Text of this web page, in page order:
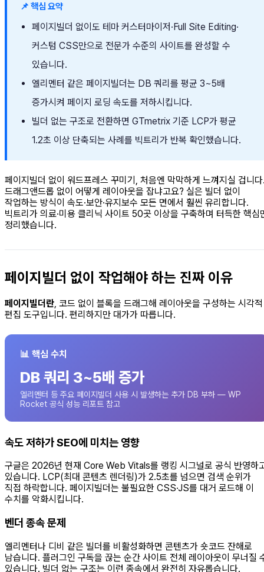
📌 핵심 요약
페이지빌더 없이도 테마 커스터마이저·Full Site Editing·
커스텀 CSS만으로 전문가 수준의 사이트를 완성할 수
있습니다.
엘리멘터 같은 페이지빌더는 DB 쿼리를 평균 3~5배
증가시켜 페이지 로딩 속도를 저하시킵니다.
빌더 없는 구조로 전환하면 GTmetrix 기준 LCP가 평균
1.2초 이상 단축되는 사례를 빅트리가 반복 확인했습니다.
페이지빌더 없이 워드프레스 꾸미기, 처음엔 막막하게 느껴지실 겁니
드래그앤드롭 없이 어떻게 레이아웃을 잡냐고요? 실은 빌더 없이
작업하는 방식이 속도·보안·유지보수 모든 면에서 훨씬 유리합니다.
빅트리가 의료·미용 클리닉 사이트 50곳 이상을 구축하며 터득한 핵심
정리했습니다.
페이지빌더 없이 작업해야 하는 진짜 이유
페이지빌더란 , 코드 없이 블록을 드래그해 레이아웃을 구성하는 시각적
편집 도구입니다. 편리하지만 대가가 따릅니다.
📊 핵심 수치
DB 쿼리 3~5배 증가
엘리멘터 등 주요 페이지빌더 사용 시 발생하는 추가 DB 부하 — WP
Rocket 공식 성능 리포트 참고
속도 저하가 SEO에 미치는 영향
구글은 2026년 현재 Core Web Vitals를 랭킹 시그널로 공식 반영하
있습니다. LCP(최대 콘텐츠 렌더링)가 2.5초를 넘으면 검색 순위가
직접 하락합니다. 페이지빌더는 불필요한 CSS·JS를 대거 로드해 이
수치를 악화시킵니다.
벤더 종속 문제
엘리멘터나 디비 같은 빌더를 비활성화하면 콘텐츠가 숏코드 잔해로
남습니다. 플러그인 구독을 끊는 순간 사이트 전체 레이아웃이 무너질
있습니다. 빌더 없는 구조는 이런 종속에서 완전히 자유롭습니다.